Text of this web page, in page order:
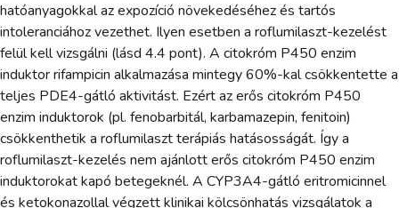
hatóanyagokkal az expozíció növekedéséhez és tartós
intoleranciához vezethet. Ilyen esetben a roflumilaszt-kezelést
felül kell vizsgálni (lásd 4.4 pont). A citokróm P450 enzim
induktor rifampicin alkalmazása mintegy 60%-kal csökkentette a
teljes PDE4-gátló aktivitást. Ezért az erős citokróm P450
enzim induktorok (pl. fenobarbitál, karbamazepin, fenitoin)
csökkenthetik a roflumilaszt terápiás hatásosságát. Így a
roflumilaszt-kezelés nem ajánlott erős citokróm P450 enzim
induktorokat kapó betegeknél. A CYP3A4-gátló eritromicinnel
és ketokonazollal végzett klinikai kölcsönhatás vizsgálatok a